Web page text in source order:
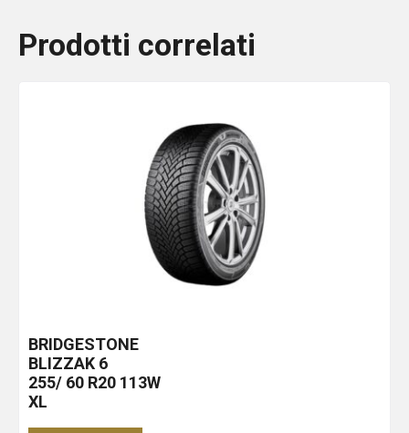
Prodotti correlati
BRIDGESTONE
BLIZZAK 6
255/ 60 R20 113W
XL